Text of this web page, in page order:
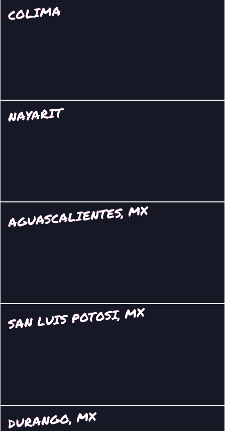
COLIMA
NAYARIT
AGUASCALIENTES, MX
SAN LUIS POTOSI, MX
DURANGO, MX